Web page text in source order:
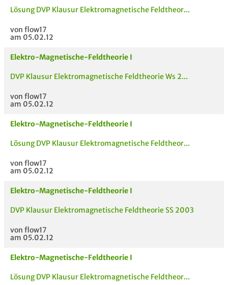
Lösung DVP Klausur Elektromagnetische Feldtheor...
von flow17
am 05.02.12
Elektro-Magnetische-Feldtheorie I
DVP Klausur Elektromagnetische Feldtheorie Ws 2...
von flow17
am 05.02.12
Elektro-Magnetische-Feldtheorie I
Lösung DVP Klausur Elektromagnetische Feldtheor...
von flow17
am 05.02.12
Elektro-Magnetische-Feldtheorie I
DVP Klausur Elektromagnetische Feldtheorie SS 2003
von flow17
am 05.02.12
Elektro-Magnetische-Feldtheorie I
Lösung DVP Klausur Elektromagnetische Feldtheor...